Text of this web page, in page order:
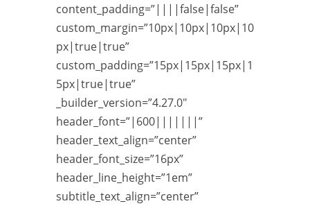
content_padding=”||||false|false”
custom_margin=”10px|10px|10px|10
px|true|true”
custom_padding=”15px|15px|15px|1
5px|true|true”
_builder_version=”4.27.0″
header_font=”|600|||||||”
header_text_align=”center”
header_font_size=”16px”
header_line_height=”1em”
subtitle_text_align=”center”